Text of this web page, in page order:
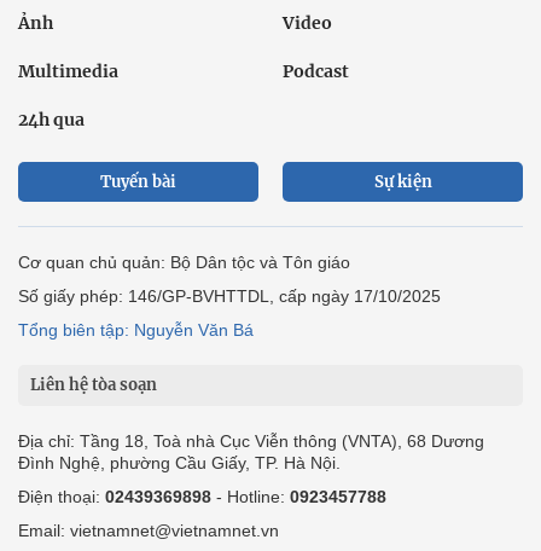
Ảnh Video
Multimedia Podcast
24h qua
Tuyến bài Sự kiện
Cơ quan chủ quản: Bộ Dân tộc và Tôn giáo
Số giấy phép: 146/GP-BVHTTDL, cấp ngày 17/10/2025
Tổng biên tập: Nguyễn Văn Bá
Liên hệ tòa soạn
Địa chỉ: Tầng 18, Toà nhà Cục Viễn thông (VNTA), 68 Dương
Đình Nghệ, phường Cầu Giấy, TP. Hà Nội.
Điện thoại: 02439369898 - Hotline: 0923457788
Email: vietnamnet@vietnamnet.vn